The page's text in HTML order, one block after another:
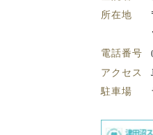
所在地
電話番号
アクセス
駐車場